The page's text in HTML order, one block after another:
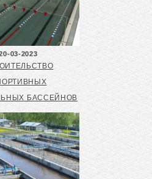
03-2023
БАССЕЙНОВ